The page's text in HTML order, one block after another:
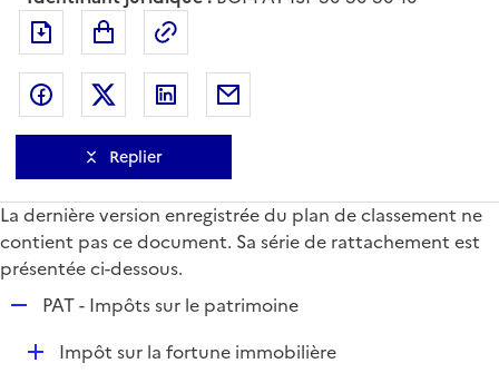
Exporter le document au format pdf
Partager sur Facebook
Partager sur Twitter
Partager sur LinkedIn
Replier
La dernière version enregistrée du plan de classement ne
contient pas ce document. Sa série de rattachement est
présentée ci-dessous.
p
PAT - Impôts sur le patrimoine
DImpôt sur la fortune immobilière